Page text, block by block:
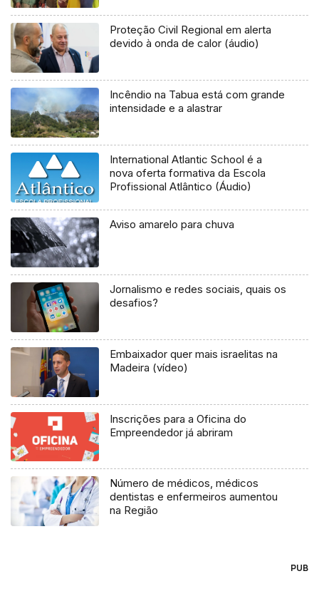
Proteção Civil Regional em alerta
devido à onda de calor (áudio)
Incêndio na Tabua está com grande
intensidade e a alastrar
International Atlantic School é a
nova oferta formativa da Escola
Profissional Atlântico (Áudio)
Aviso amarelo para chuva
Jornalismo e redes sociais, quais os
desafios?
Embaixador quer mais israelitas na
Madeira (vídeo)
Inscrições para a Oficina do
Empreendedor já abriram
Número de médicos, médicos
dentistas e enfermeiros aumentou
na Região
PUB